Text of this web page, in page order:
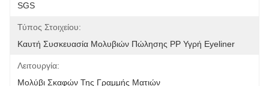
SGS
Τύπος Στοιχείου:
Καυτή Συσκευασία Μολυβιών Πώλησης PP Υγρή Eyeliner
Λειτουργία:
Μολύβι Σκαφών Της Γραμμής Ματιών